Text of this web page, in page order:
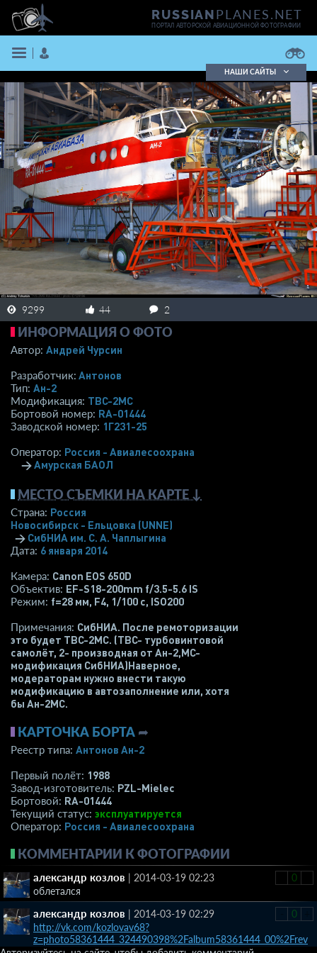
RUSSIANPLANES.NET
ПОРТАЛ АВТОРСКОЙ АВИАЦИОННОЙ ФОТОГРАФИИ
ВОЙТИ
ЗАРЕГИСТРИРОВАТЬСЯ
Поиск фотографий
Поиск в реестре
Кратко
Подробно
НАШИ САЙТЫ
9299 44 2
ИНФОРМАЦИЯ О ФОТО
Автор: Андрей Чурсин
Разработчик: Антонов
Тип: Ан-2
Модификация: ТВС-2МС
Бортовой номер: RA-01444
Заводской номер: 1Г231-25
Оператор: Россия - Авиалесоохрана
→Амурская БАОЛ
МЕСТО СЪЕМКИ НА КАРТЕ ↓
Страна: Россия
Новосибирск - Ельцовка (UNNE)
→ СибНИА им. С. А. Чаплыгина
Дата: 6 января 2014
Камера: Canon EOS 650D
Объектив: EF-S18-200mm f/3.5-5.6 IS
Режим: f=28 мм, F4, 1/100 с, ISO200
Примечания: СибНИА. После ремоторизации
это будет ТВС-2МС. (ТВС- турбовинтовой
самолёт, 2- производная от Ан-2,МС-
модификация СибНИА)Наверное,
модераторам нужно внести такую
модификацию в автозаполнение или, хотя
бы Ан-2МС.
КАРТОЧКА БОРТА ➦
Реестр типа: Антонов Ан-2
Первый полёт: 1988
Завод-изготовитель: PZL-Mielec
Бортовой: RA-01444
Текущий статус: эксплуатируется
Оператор: Россия - Авиалесоохрана
КОММЕНТАРИИ К ФОТОГРАФИИ
0
александр козлов | 2014-03-19 02:23
облетался
0
александр козлов | 2014-03-19 02:29
http://vk.com/kozlovav68?
z=photo58361444_324490398%2Falbum58361444_00%2Frev